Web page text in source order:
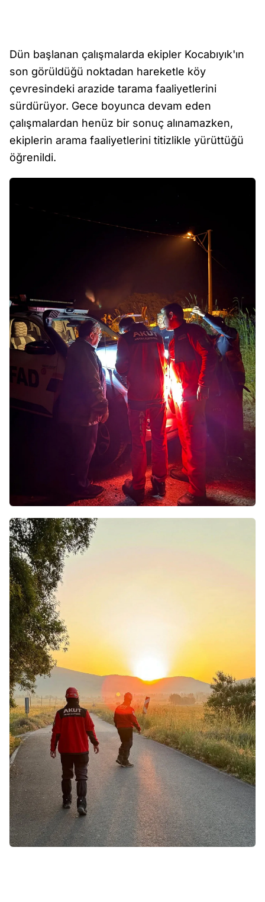
Dün başlanan çalışmalarda ekipler Kocabıyık'ın
son görüldüğü noktadan hareketle köy
çevresindeki arazide tarama faaliyetlerini
sürdürüyor. Gece boyunca devam eden
çalışmalardan henüz bir sonuç alınamazken,
ekiplerin arama faaliyetlerini titizlikle yürüttüğü
öğrenildi.